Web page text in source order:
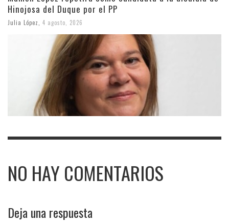
Hinojosa del Duque por el PP
Julia López 4 agosto, 2026
NO HAY COMENTARIOS
Deja una respuesta